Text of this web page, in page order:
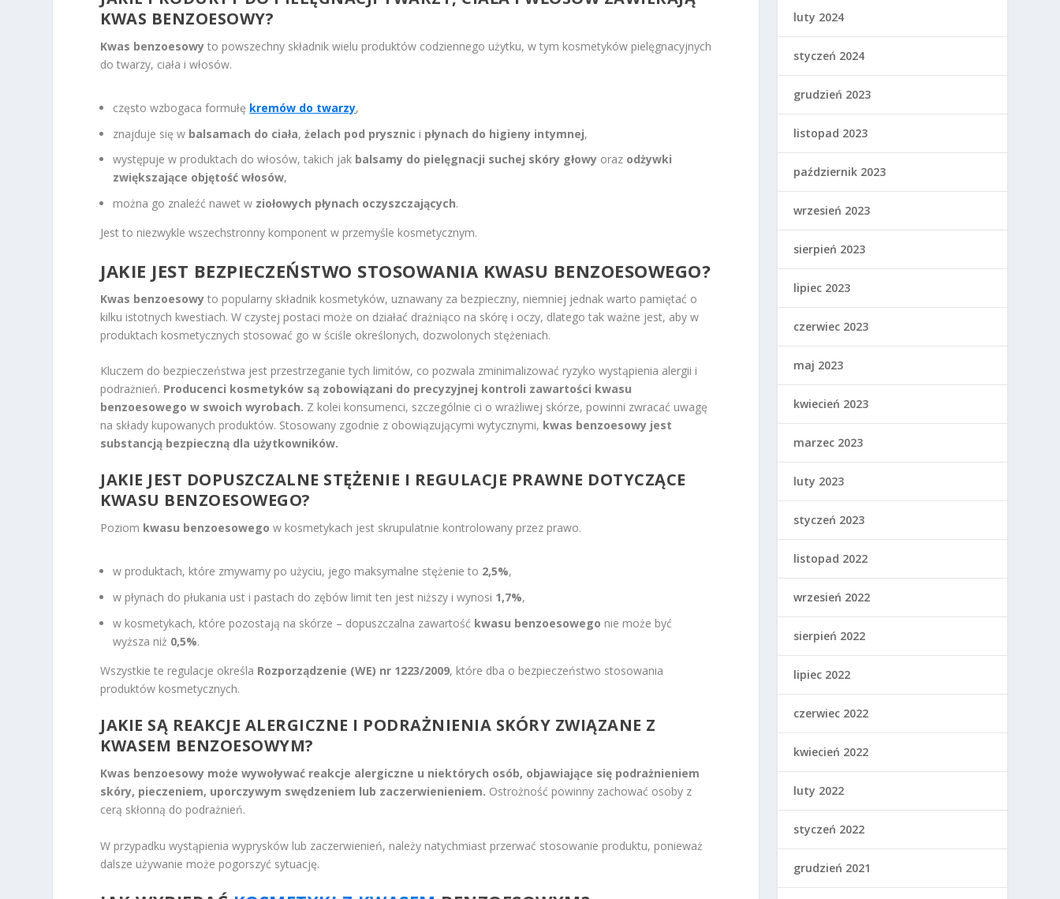
KWAS BENZOESOWY?
Kwas benzoesowy to powszechny składnik wielu produktów codziennego użytku, w tym kosmetyków pielęgnacyjnych
do twarzy, ciała i włosów.
często wzbogaca formułę kremów do twarzy,
znajduje się w balsamach do ciała,żelach pod prysznic i płynach do higieny intymnej,
występuje w produktach do włosów, takich jak balsamy do pielęgnacji suchej skóry głowy oraz odżywki
zwiększające objętość włosów,
można go znaleźć nawet w ziołowych płynach oczyszczających.
Jest to niezwykle wszechstronny komponent w przemyśle kosmetycznym.
JAKIE JEST BEZPIECZEŃSTWO STOSOWANIA KWASU BENZOESOWEGO?
Kwas benzoesowy to popularny składnik kosmetyków, uznawany za bezpieczny, niemniej jednak warto pamiętać o
kilku istotnych kwestiach. W czystej postaci może on działać drażniąco na skórę i oczy, dlatego tak ważne jest, aby w
produktach kosmetycznych stosować go w ściśle określonych, dozwolonych stężeniach.
Kluczem do bezpieczeństwa jest przestrzeganie tych limitów, co pozwala zminimalizować ryzyko wystąpienia alergii i
podrażnień. Producenci kosmetyków są zobowiązani do precyzyjnej kontroli zawartości kwasu
benzoesowego w swoich wyrobach. Z kolei konsumenci, szczególnie ci o wrażliwej skórze, powinni zwracać uwagę
na składy kupowanych produktów. Stosowany zgodnie z obowiązującymi wytycznymi, kwas benzoesowy jest
substancją bezpieczną dla użytkowników.
JAKIE JEST DOPUSZCZALNE STĘŻENIE I REGULACJE PRAWNE DOTYCZĄCE
KWASU BENZOESOWEGO?
Poziom kwasu benzoesowego w kosmetykach jest skrupulatnie kontrolowany przez prawo.
w produktach, które zmywamy po użyciu, jego maksymalne stężenie to 2,5%,
w płynach do płukania ust i pastach do zębów limit ten jest niższy i wynosi 1,7%,
w kosmetykach, które pozostają na skórze – dopuszczalna zawartość kwasu benzoesowego nie może być
wyższa niż 0,5%.
Wszystkie te regulacje określa Rozporządzenie (WE) nr 1223/2009, które dba o bezpieczeństwo stosowania
produktów kosmetycznych.
JAKIE SĄ REAKCJE ALERGICZNE I PODRAŻNIENIA SKÓRY ZWIĄZANE Z
KWASEM BENZOESOWYM?
Kwas benzoesowy może wywoływać reakcje alergiczne u niektórych osób, objawiające się podrażnieniem
skóry, pieczeniem, uporczywym swędzeniem lub zaczerwienieniem. Ostrożność powinny zachować osoby z
cerą skłonną do podrażnień.
W przypadku wystąpienia wyprysków lub zaczerwienień, należy natychmiast przerwać stosowanie produktu, ponieważ
dalsze używanie może pogorszyć sytuację.
luty 2024
styczeń 2024
grudzień 2023
listopad 2023
październik 2023
wrzesień 2023
sierpień 2023
lipiec 2023
czerwiec 2023
maj 2023
kwiecień 2023
marzec 2023
luty 2023
styczeń 2023
listopad 2022
wrzesień 2022
sierpień 2022
lipiec 2022
czerwiec 2022
kwiecień 2022
luty 2022
styczeń 2022
grudzień 2021